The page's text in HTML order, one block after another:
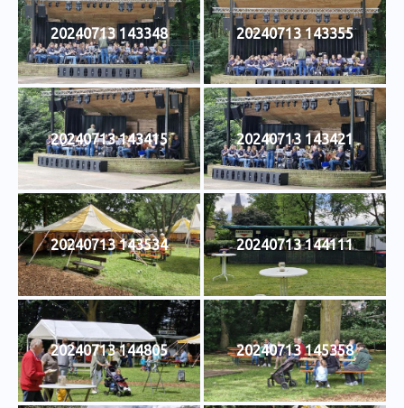
20240713 143348 20240713 143355
20240713 143415 20240713 143421
20240713 143534 20240713 144111
20240713 144805 20240713 145358